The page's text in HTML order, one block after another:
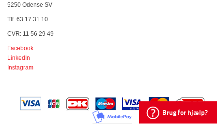
5250 Odense SV
Tlf. 63 17 31 10
CVR: 11 56 29 49
Facebook
LinkedIn
Instagram
Brug for hjælp?